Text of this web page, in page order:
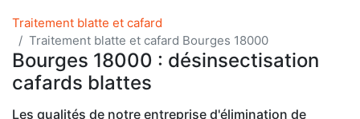
Traitement blatte et cafard
Traitement blatte et cafard Bourges 18000
Bourges 18000 : désinsectisation
cafards blattes
Les qualités de notre entreprise d'élimination de